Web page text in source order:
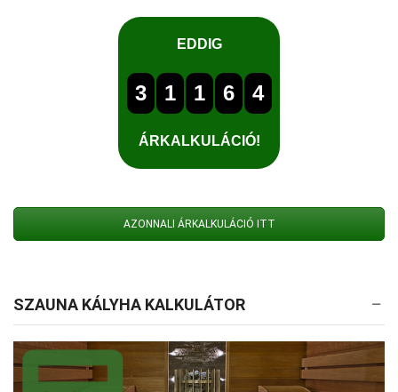
AZONNALI ÁRKALKULÁCIÓ ITT
SZAUNA KÁLYHA KALKULÁTOR